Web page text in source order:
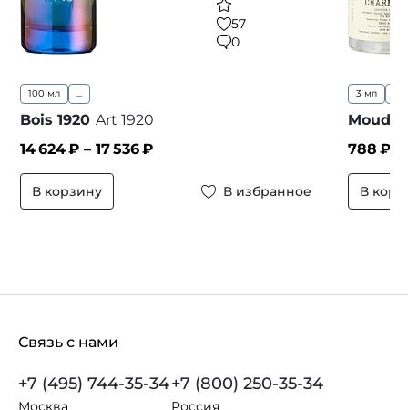
57
0
100 мл
Bois 1920 Art 1920
14 624₽ – 17 536₽
В корзину В избранное
3 мл
788 ₽ –
В
Связь с нами
+7 (495) 744-35-34+7 (800) 250-35-34